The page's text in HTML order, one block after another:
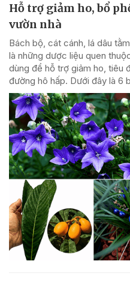
Hỗ trợ giảm ho, bổ
vườn nhà
Bách bộ, cát cánh, lá dâu
là những dược liệu quen
dùng để hỗ trợ giảm ho, tiêu
đường hô hấp. Dưới đây là 6